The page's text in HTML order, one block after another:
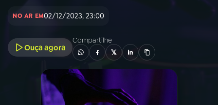
PROGRAMAÇÃO
PROGRAMAS
NO AR EM02/12/2023, 23:00
Ouça agora
Compartilhe